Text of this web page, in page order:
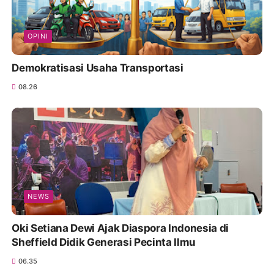
OPINI
Demokratisasi Usaha Transportasi
08.26
NEWS
Oki Setiana Dewi Ajak Diaspora Indonesia di
Sheffield Didik Generasi Pecinta Ilmu
06.35